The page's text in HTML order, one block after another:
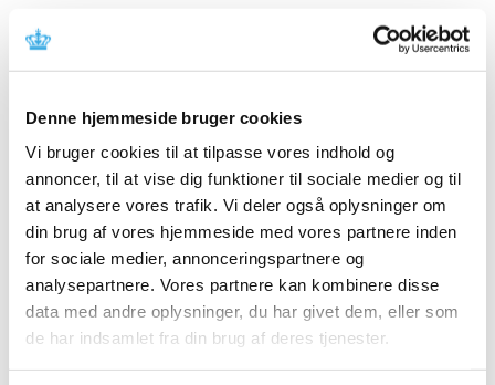
Denne hjemmeside bruger cookies
Vi bruger cookies til at tilpasse vores indhold og
annoncer, til at vise dig funktioner til sociale medier og til
at analysere vores trafik. Vi deler også oplysninger om
din brug af vores hjemmeside med vores partnere inden
for sociale medier, annonceringspartnere og
analysepartnere. Vores partnere kan kombinere disse
data med andre oplysninger, du har givet dem, eller som
de har indsamlet fra din brug af deres tjenester.
Bevillingen til at drive Holte Apotek er ledig pr. 1. maj
2019.
Alle (2506)
TID
2026 (84)
2025 (158)
2024 (224)
2023 (195)
2022 (197)
2021 (516)